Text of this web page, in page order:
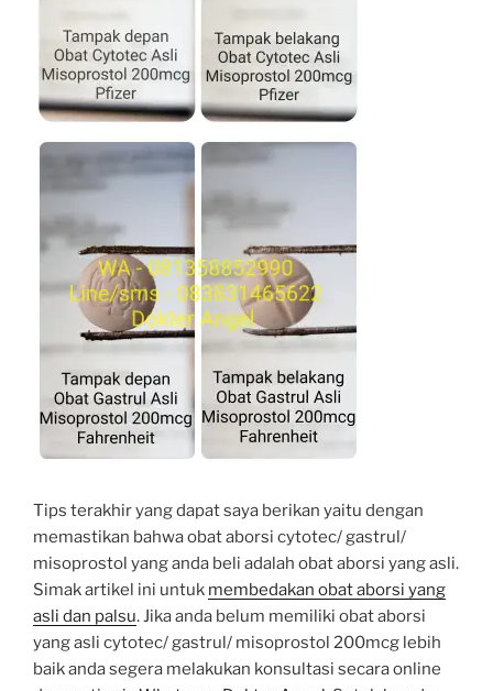
Tips terakhir yang dapat saya berikan yaitu dengan
memastikan bahwa obat aborsi cytotec/ gastrul/
misoprostol yang anda beli adalah obat aborsi yang asli.
Simak artikel ini untuk membedakan obat aborsi yang
asli dan palsu. Jika anda belum memiliki obat aborsi
yang asli cytotec/ gastrul/ misoprostol 200mcg lebih
baik anda segera melakukan konsultasi secara online